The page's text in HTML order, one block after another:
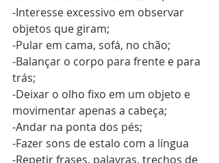
-Interesse excessivo em observar
objetos que giram;
-Pular em cama, sofá, no chão;
-Balançar o corpo para frente e para
trás;
-Deixar o olho fixo em um objeto e
movimentar apenas a cabeça;
-Andar na ponta dos pés;
-Fazer sons de estalo com a língua
-Repetir frases, palavras, trechos de